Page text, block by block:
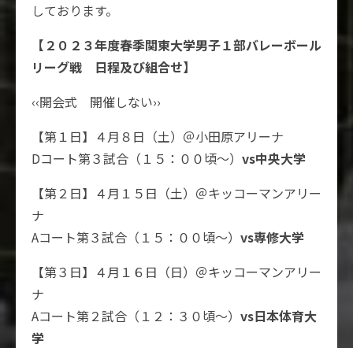
しております。
【２０２３年度春季関東大学男子１部バレーボール
リーグ戦 日程及び組合せ】
‹‹開会式 開催しない››
【第１日】４月８日（土）＠小田原アリーナ
Dコート第３試合（１５：００頃～） vs中央大学
【第２日】４月１５日（土）＠キッコーマンアリー
ナ
Aコート第３試合（１５：００頃～） vs専修大学
【第３日】４月１６日（日）＠キッコーマンアリー
ナ
Aコート第２試合（１２：３０頃～） vs日本体育大
学